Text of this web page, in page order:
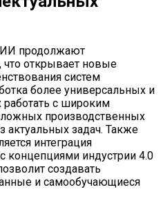
ИИ продолжают
что открывает новые
систем
более универсальных и
работать с широким
производственных
актуальных задач. Также
интеграция
концепциями индустрии 4.0
создавать
и самообучающиеся